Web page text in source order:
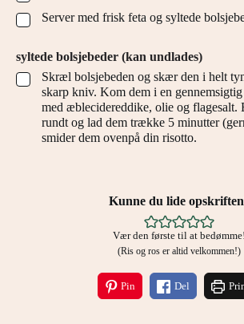
▢
Server med frisk feta og syltede
syltede bolsjebeder (kan undlades)
▢
Skræl bolsjebeden og skær den i helt
skarp kniv. Kom dem i en gennemsigtig
med æblecidereddike, olie og flagesalt.
rundt og lad dem trække 5 minutter
smider dem ovenpå din risotto.
Kunne du lide
Vær den første til at bedømme!
(Ris og ros er altid velkommen!)
Pin Del